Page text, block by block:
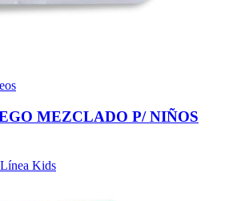
MEZCLADO P/ NIÑOS
Línea Kids